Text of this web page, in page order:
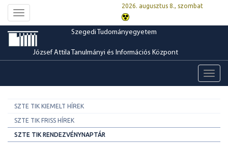
Toggle
navigation
2026. augusztus 8., szombat
Szegedi Tudományegyetem
József Attila Tanulmányi és Információs Központ
SZTE TIK KIEMELT HÍREK
SZTE TIK FRISS HÍREK
SZTE TIK RENDEZVÉNYNAPTÁR